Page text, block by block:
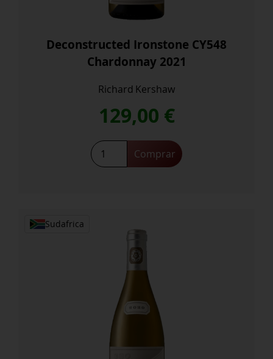
Deconstructed Ironstone CY548
Chardonnay 2021
Richard Kershaw
129,00 €
Deconstructed
Ironstone
Comprar
Sudafrica